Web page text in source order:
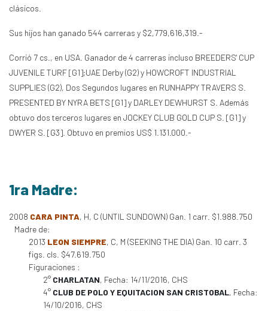
clásicos.
Sus hijos han ganado 544 carreras y $2,779,616,319.-
Corrió 7 cs., en USA. Ganador de 4 carreras incluso BREEDERS' CUP
JUVENILE TURF [G1];UAE Derby (G2) y HOWCROFT INDUSTRIAL
SUPPLIES (G2), Dos Segundos lugares en RUNHAPPY TRAVERS S.
PRESENTED BY NYRA BETS [G1] y DARLEY DEWHURST S. Además
obtuvo dos terceros lugares en JOCKEY CLUB GOLD CUP S. [G1] y
DWYER S. [G3]. Obtuvo en premios US$ 1.131.000.-
1ra Madre:
2008 CARA PINTA, H, C (UNTIL SUNDOWN) Gan. 1 carr. $1.988.750
Madre de:
2013 LEON SIEMPRE, C, M (SEEKING THE DIA) Gan. 10 carr. 3
figs. cls. $47.619.750
Figuraciones :
2° CHARLATAN, Fecha: 14/11/2016, CHS
4° CLUB DE POLO Y EQUITACION SAN CRISTOBAL, Fecha:
14/10/2016, CHS